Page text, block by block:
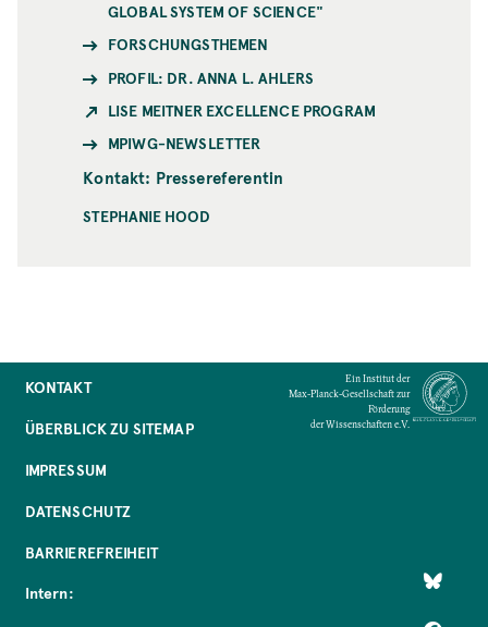
GLOBAL SYSTEM OF SCIENCE"
FORSCHUNGSTHEMEN
PROFIL: DR. ANNA L. AHLERS
LISE MEITNER EXCELLENCE PROGRAM
MPIWG-NEWSLETTER
Kontakt: Pressereferentin
STEPHANIE HOOD
KONTAKT
ÜBERBLICK ZU SITEMAP
IMPRESSUM
DATENSCHUTZ
BARRIEREFREIHEIT
Intern:
Ein Institut der
Max-Planck-Gesellschaft zur
Förderung
der Wissenschaften e.V.